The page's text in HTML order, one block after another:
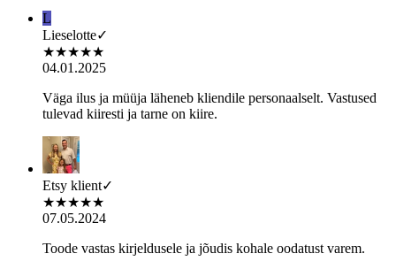
L
Lieselotte✓
★★★★★
04.01.2025
Väga ilus ja müüja läheneb kliendile personaalselt. Vastused
tulevad kiiresti ja tarne on kiire.
Etsy klient✓
★★★★★
07.05.2024
Toode vastas kirjeldusele ja jõudis kohale oodatust varem.